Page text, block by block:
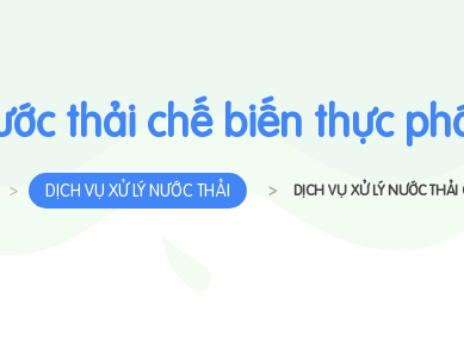
thải chế biến thực
> DỊCH VỤ XỬ LÝ NƯỚC THẢI > DỊCH VỤ XỬ LÝ NƯỚC